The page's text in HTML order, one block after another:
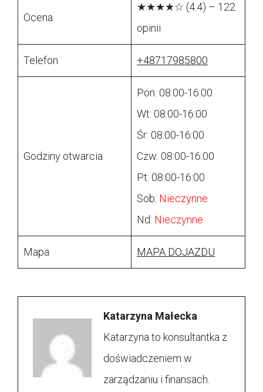
Ocena
★★★★☆ (4.4) – 122
opinii
Telefon +48717985800
Godziny otwarcia
Pon: 08:00-16:00
Wt: 08:00-16:00
Śr: 08:00-16:00
Czw: 08:00-16:00
Pt: 08:00-16:00
Sob: Nieczynne
Nd: Nieczynne
Mapa MAPA DOJAZDU
Katarzyna Małecka
Katarzyna to konsultantka z
doświadczeniem w
zarządzaniu i finansach.